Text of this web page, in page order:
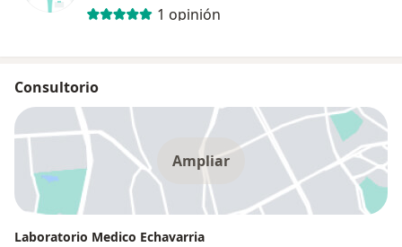
1 opinión
Consultorio
Ampliar
Laboratorio Medico Echavarria